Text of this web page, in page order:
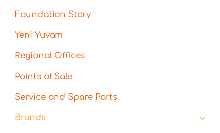
Foundation Story
Yeni Yuvam
Regional Offices
Points of Sale
Service and Spare Parts
Brands